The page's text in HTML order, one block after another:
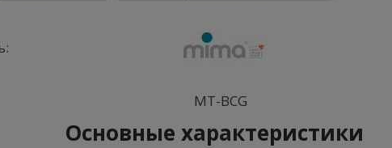
MT-BCG
Основные характеристики